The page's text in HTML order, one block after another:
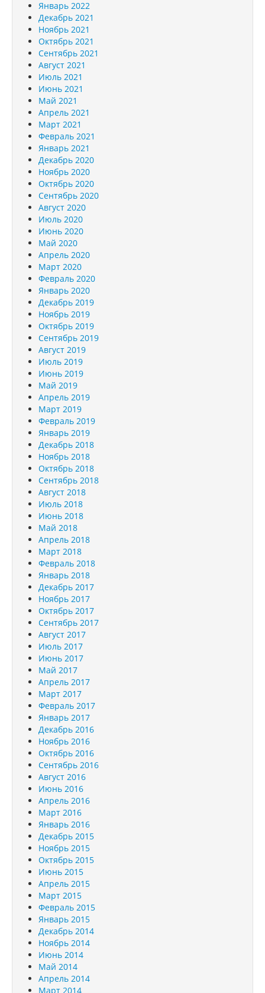
Январь 2022
Декабрь 2021
Ноябрь 2021
Октябрь 2021
Сентябрь 2021
Август 2021
Июль 2021
Июнь 2021
Май 2021
Апрель 2021
Март 2021
Февраль 2021
Январь 2021
Декабрь 2020
Ноябрь 2020
Октябрь 2020
Сентябрь 2020
Август 2020
Июль 2020
Июнь 2020
Май 2020
Апрель 2020
Март 2020
Февраль 2020
Январь 2020
Декабрь 2019
Ноябрь 2019
Октябрь 2019
Сентябрь 2019
Август 2019
Июль 2019
Июнь 2019
Май 2019
Апрель 2019
Март 2019
Февраль 2019
Январь 2019
Декабрь 2018
Ноябрь 2018
Октябрь 2018
Сентябрь 2018
Август 2018
Июль 2018
Июнь 2018
Май 2018
Апрель 2018
Март 2018
Февраль 2018
Январь 2018
Декабрь 2017
Ноябрь 2017
Октябрь 2017
Сентябрь 2017
Август 2017
Июль 2017
Июнь 2017
Май 2017
Апрель 2017
Март 2017
Февраль 2017
Январь 2017
Декабрь 2016
Ноябрь 2016
Октябрь 2016
Сентябрь 2016
Август 2016
Июнь 2016
Апрель 2016
Март 2016
Январь 2016
Декабрь 2015
Ноябрь 2015
Октябрь 2015
Июнь 2015
Апрель 2015
Март 2015
Февраль 2015
Январь 2015
Декабрь 2014
Ноябрь 2014
Июнь 2014
Май 2014
Апрель 2014
Март 2014